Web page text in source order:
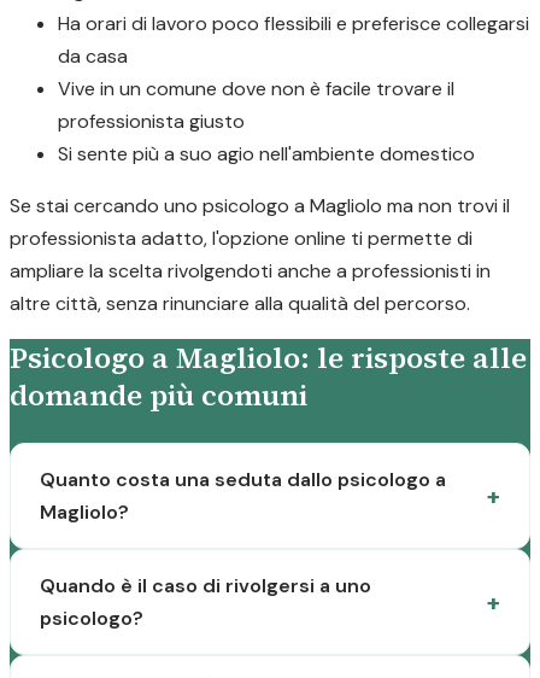
Ha orari di lavoro poco flessibili e preferisce collegarsi
da casa
Vive in un comune dove non è facile trovare il
professionista giusto
Si sente più a suo agio nell'ambiente domestico
Se stai cercando uno psicologo a Magliolo ma non trovi il
professionista adatto, l'opzione online ti permette di
ampliare la scelta rivolgendoti anche a professionisti in
altre città, senza rinunciare alla qualità del percorso.
Psicologo a Magliolo: le risposte alle
domande più comuni
Quanto costa una seduta dallo psicologo a
Magliolo?
Quando è il caso di rivolgersi a uno
psicologo?